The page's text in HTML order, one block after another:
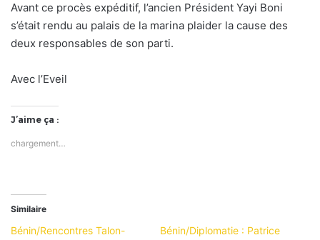
Avant ce procès expéditif, l’ancien Président Yayi Boni
s’était rendu au palais de la marina plaider la cause des
deux responsables de son parti.
Avec l’Eveil
J’aime ça :
chargement…
Similaire
Bénin/Rencontres Talon-
Bénin/Diplomatie : Patrice